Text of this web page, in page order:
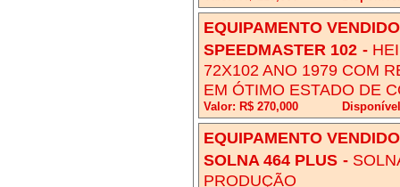
EQUIPAMENTO
SPEEDMASTER 102 -
72X102 ANO 1979 COM
EM ÓTIMO ESTADO DE
Valor: R$ 270,000
EQUIPAMENTO
SOLNA 464 PLUS -
PRODUÇÃO